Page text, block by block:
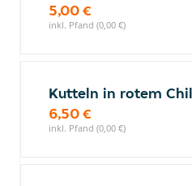
5,00 €
inkl. Pfand (0,00 €)
Kutteln in rotem
6,50 €
inkl. Pfand (0,00 €)